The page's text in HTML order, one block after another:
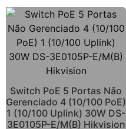
Switch PoE 5 Portas Não
Gerenciado 4 (10/100 PoE)
1 (10/100 Uplink) 30W DS-
3E0105P-E/M(B) Hikvision